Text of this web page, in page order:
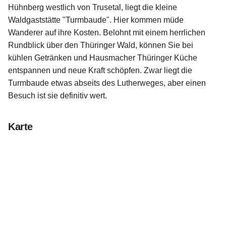
Hühnberg westlich von Trusetal, liegt die kleine
Waldgaststätte "Turmbaude". Hier kommen müde
Wanderer auf ihre Kosten. Belohnt mit einem herrlichen
Rundblick über den Thüringer Wald, können Sie bei
kühlen Getränken und Hausmacher Thüringer Küche
entspannen und neue Kraft schöpfen. Zwar liegt die
Turmbaude etwas abseits des Lutherweges, aber einen
Besuch ist sie definitiv wert.
Karte